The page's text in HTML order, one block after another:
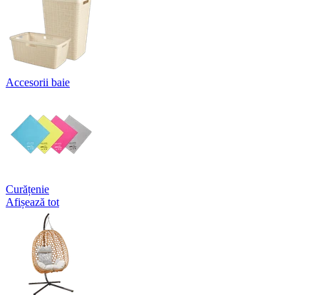
Accesorii baie
Curățenie
Afișează tot